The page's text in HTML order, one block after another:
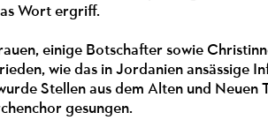
Wort ergriff.
einige Botschafter sowie
wie das in Jordanien ansässige
Stellen aus dem Alten und Neuen
gesungen.